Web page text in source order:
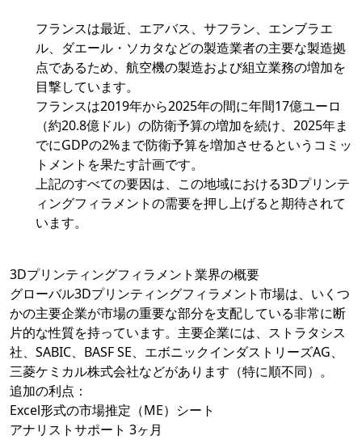
フランスは最近、エアバス、サフラン、エンブラエ
ル、ダエール・ソカタなどの製造業者の主要な製造拠
点であるため、航空機の製造および組立業務の増加を
目撃しています。
フランスは2019年から2025年の間に年間17億ユーロ
（約20.8億ドル）の防衛予算の増加を続け、2025年ま
でにGDPの2%まで防衛予算を増加させるというコミッ
トメントを果たす計画です。
上記のすべての要因は、この地域における3Dプリンテ
ィングフィラメントの需要を押し上げると期待されて
います。
3Dプリンティングフィラメント業界の概要
グローバル3Dプリンティングフィラメント市場は、いくつ
かの主要企業が市場の重要な部分を支配している非常に断
片的な性質を持っています。主要企業には、ストラタシス
社、SABIC、BASF SE、エボニックインダストリーズAG、
三菱ケミカル株式会社などがあります（特に順不同）。
追加の利点：
Excel形式の市場推定（ME）シート
アナリストサポート 3ヶ月